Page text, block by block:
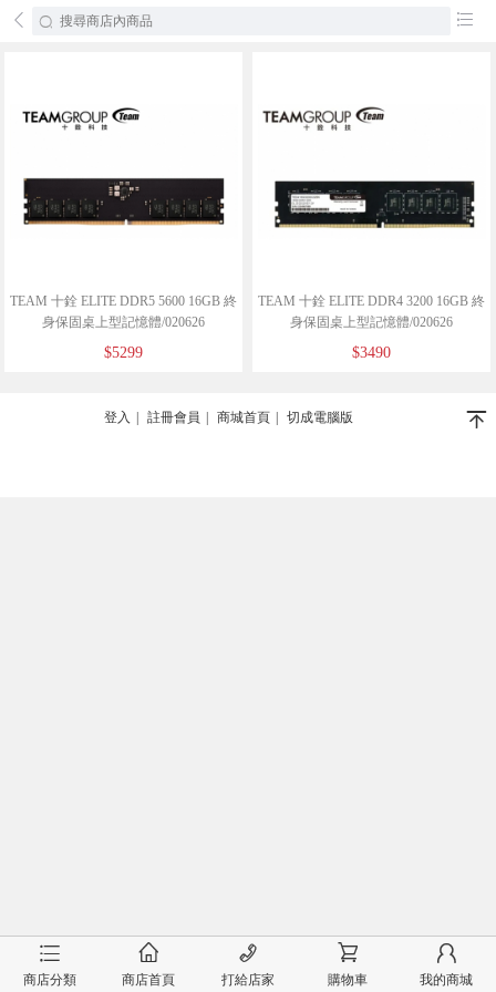
󰄕 󰂦
TEAM 十銓 ELITE DDR5 5600 16GB 終
身保固桌上型記憶體/020626
$5299
TEAM 十銓 ELITE DDR4 3200 16GB 終
身保固桌上型記憶體/020626
$3490
登入 註冊會員 商城首頁 切成電腦版 󰄬
󰂦
商店分類
󰂠
商店首頁
󰄫
打給店家
󰂟
購物車
󰂢
我的商城